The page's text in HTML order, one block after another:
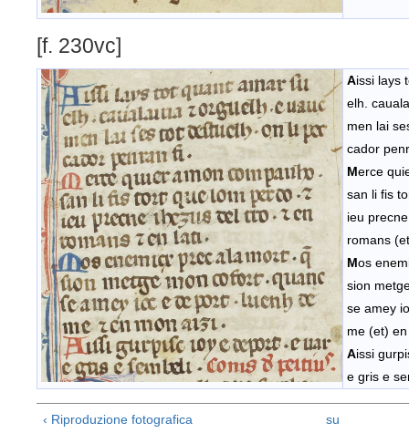
[f. 230vc]
Aissi lays
elh.
men lai
cador
Merce
san li fis
ieu
romans
Mos
sion
se amey
me (et)
Aissi
e gris e
‹ Riproduzione fotografica su